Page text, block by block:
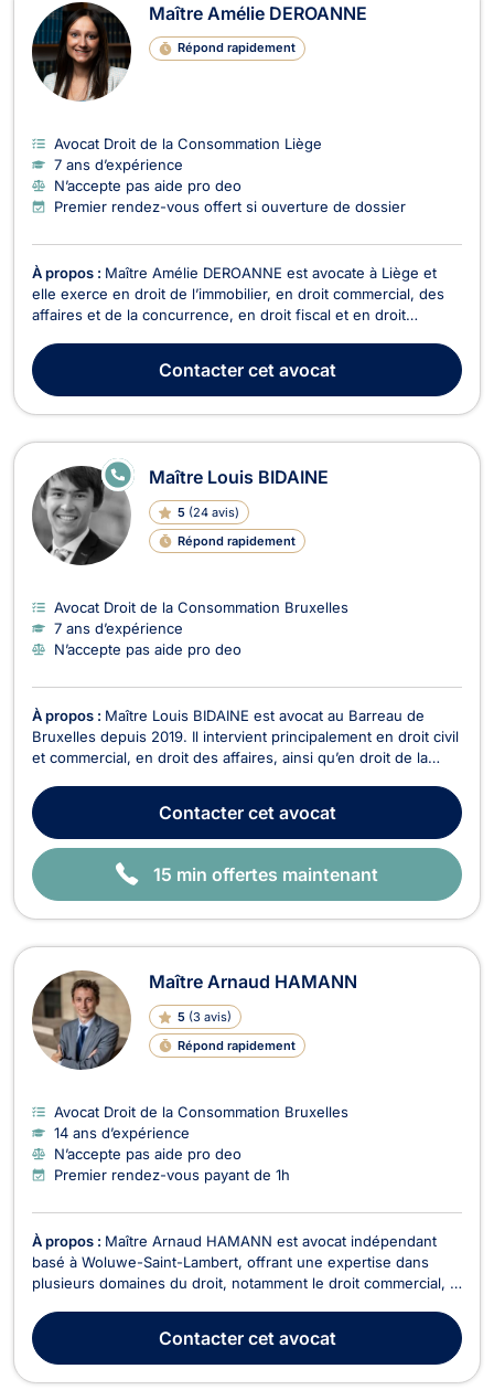
Maître Amélie DEROANNE
Répond rapidement
Avocat Droit de la Consommation Liège
7 ans d’expérience
N’accepte pas aide pro deo
Premier rendez-vous offert si ouverture de dossier
À propos : Maître Amélie DEROANNE est avocate à Liège et
elle exerce en droit de l’immobilier, en droit commercial, des
affaires et de la concurrence, en droit fiscal et en droit
procédure d’exécution, en droit des sociétés ainsi qu’en droit
du crédit et de la consommation. En c...
Contactercet avocat
Maître Louis BIDAINE
5 (24 avis)
Répond rapidement
E
N
G
E
Avocat Droit de la Consommation Bruxelles
7 ans d’expérience
N’accepte pas aide pro deo
À propos : Maître Louis BIDAINE est avocat au Barreau de
Bruxelles depuis 2019. Il intervient principalement en droit civil
et commercial, en droit des affaires, ainsi qu’en droit de la
sociétés, il accompagne entrepreneurs et entreprises dans la
rédaction de contrats, la st...
Contactercet avocat
15 min offertes maintenant
Maître Arnaud HAMANN
5 (3 avis)
Répond rapidement
Avocat Droit de la Consommation Bruxelles
14 ans d’expérience
N’accepte pas aide pro deo
Premier rendez-vous payant de 1h
À propos : Maître Arnaud HAMANN est avocat indépendant
basé à Woluwe-Saint-Lambert, offrant une expertise dans
plusieurs domaines du droit, notamment le droit commercial, le
économique, ainsi que le droit bancaire et boursier. En tant
qu'avocat, Maître HAMANN accompagne t...
Contactercet avocat